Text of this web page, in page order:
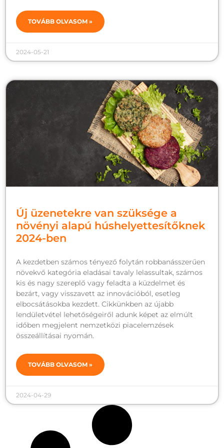
TOVÁBB OLVASOM »
2024-05-21
Új üzenetekre van szüksége a
növényi alapú húshelyettesítőknek
2024-ben
A kezdetben számos tényező folytán robbanásszerűen
növekvő kategória eladásai tavaly lelassultak, számos
kis és nagy szereplő vagy feladta a küzdelmet és
bezárt, vagy visszavett az innovációból, esetleg
elbocsátásokba kezdett. Cikkünkben az újabb
lendületvétel lehetőségeiről adunk képet az elmúlt
időben megjelent nemzetközi piacelemzések
összeállításai nyomán.
TOVÁBB OLVASOM »
2024-04-29